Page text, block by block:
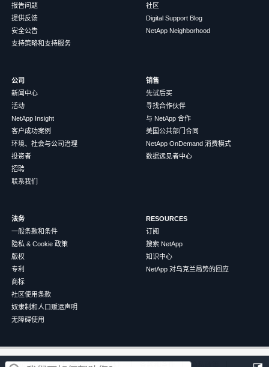
这篇文章对您有帮助吗？
报告问题
提供反馈
安全公告
支持策略和支持服务
社区
Digital Support Blog
NetApp Neighborhood
公司
新闻中心
活动
NetApp Insight
客户成功案例
环境、社会与公司治理
投资者
招聘
联系我们
销售
先试后买
寻找合作伙伴
与 NetApp 合作
美国公共部门合同
NetApp OnDemand 消费模式
数据远见者中心
法务
一般条款和条件
隐私 & Cookie 政策
版权
专利
商标
社区使用条款
奴隶制和人口贩运声明
无障碍使用
RESOURCES
订阅
搜索 NetApp
知识中心
NetApp 对乌克兰局势的回应
©2026NetApp 中文（简体） 条款和条件 隐私政策